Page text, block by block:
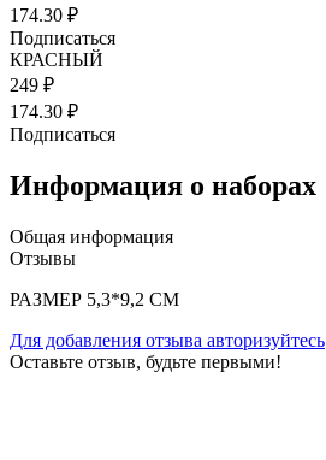
174.30 ₽
Подписаться
КРАСНЫЙ
249 ₽
174.30 ₽
Подписаться
Информация о наборах
Общая информация
Отзывы
РАЗМЕР 5,3*9,2 СМ
Для добавления отзыва авторизуйтесь
Оставьте отзыв, будьте первыми!